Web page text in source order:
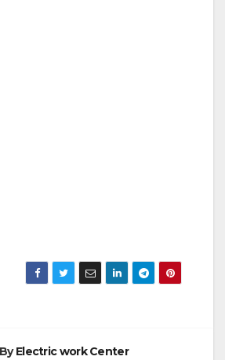
ByElectric work Center